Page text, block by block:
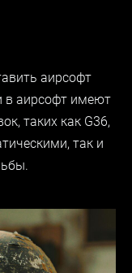
аирсофт
в аирсофт имеют
таких как G36,
так и